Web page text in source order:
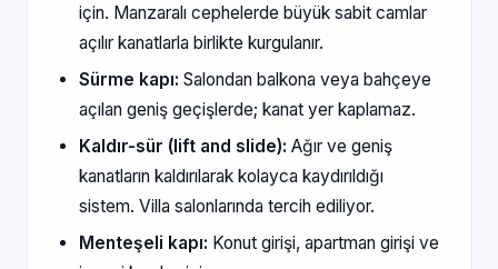
için. Manzaralı cephelerde büyük sabit camlar
açılır kanatlarla birlikte kurgulanır.
Sürme kapı: Salondan balkona veya bahçeye
açılan geniş geçişlerde; kanat yer kaplamaz.
Kaldır-sür (lift and slide): Ağır ve geniş
kanatların kaldırılarak kolayca kaydırıldığı
sistem. Villa salonlarında tercih ediliyor.
Menteşeli kapı: Konut girişi, apartman girişi ve